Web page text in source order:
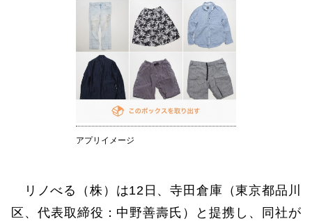
アプリイメージ
リノべる（株）は12日、寺田倉庫（東京都品川
区、代表取締役：中野善壽氏）と提携し、同社が